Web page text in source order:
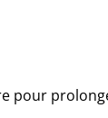
pour